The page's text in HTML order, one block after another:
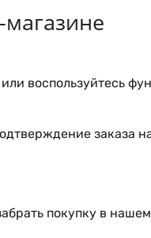
воспользуйтесь
заказа
покупку в